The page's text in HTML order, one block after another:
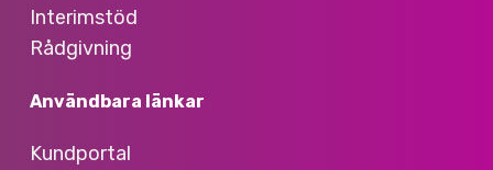
Interimstöd
Rådgivning
Användbara länkar
Kundportal